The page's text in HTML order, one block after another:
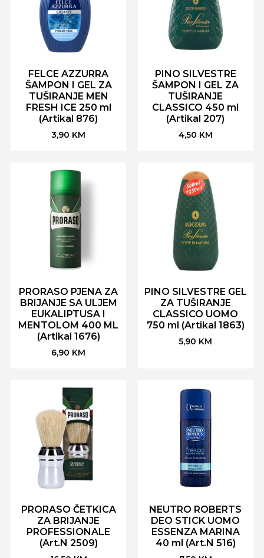
FELCE AZZURRA
ŠAMPON I GEL ZA
TUŠIRANJE MEN
FRESH ICE 250 ml
(Artikal 876)
3,90 KM
PINO SILVESTRE
ŠAMPON I GEL ZA
TUŠIRANJE
CLASSICO 450 ml
(Artikal 207)
4,50 KM
PRORASO PJENA ZA
BRIJANJE SA ULJEM
EUKALIPTUSA I
MENTOLOM 400 ML
(Artikal 1676)
6,90 KM
PINO SILVESTRE GEL
ZA TUŠIRANJE
CLASSICO UOMO
750 ml (Artikal 1863)
5,90 KM
PRORASO ČETKICA
ZA BRIJANJE
PROFESSIONALE
(Art.N 2509)
NEUTRO ROBERTS
DEO STICK UOMO
ESSENZA MARINA
40 ml (Art.N 516)